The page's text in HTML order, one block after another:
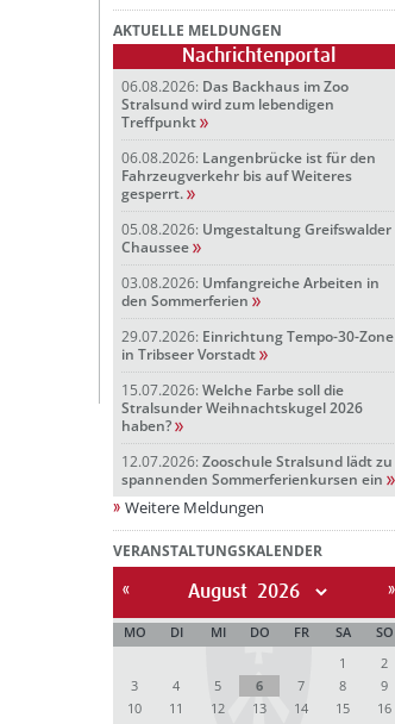
AKTUELLE MELDUNGEN
Nachrichtenportal
06.08.2026: Das Backhaus im Zoo
Stralsund wird zum lebendigen
Treffpunkt
06.08.2026: Langenbrücke ist für den
Fahrzeugverkehr bis auf Weiteres
gesperrt.
05.08.2026: Umgestaltung Greifswalder
Chaussee
03.08.2026: Umfangreiche Arbeiten in
den Sommerferien
29.07.2026: Einrichtung Tempo-30-Zone
in Tribseer Vorstadt
15.07.2026: Welche Farbe soll die
Stralsunder Weihnachtskugel 2026
haben?
12.07.2026: Zooschule Stralsund lädt zu
spannenden Sommerferienkursen ein
Weitere Meldungen
VERANSTALTUNGSKALENDER
August
MO DI MI DO FR SA
SO
1
2
3
4 5 6 7 8
9
10
11 12 13 14 15
16